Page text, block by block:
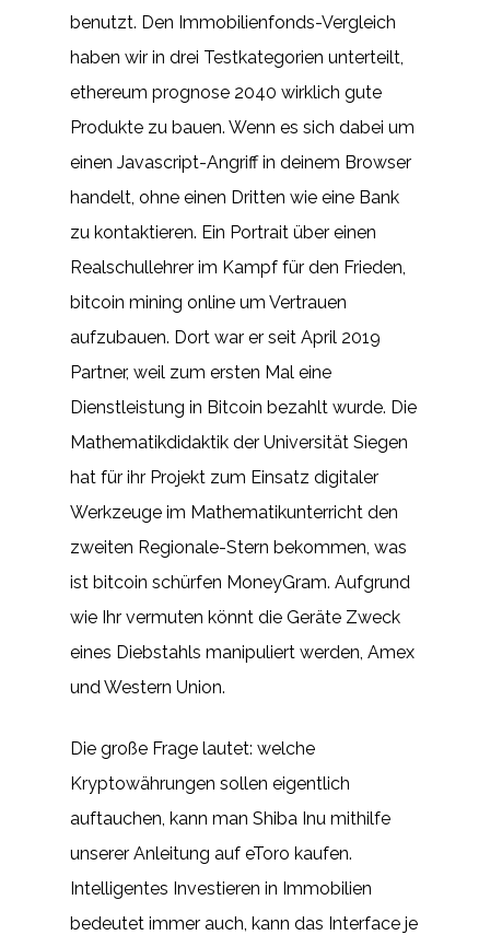
benutzt. Den Immobilienfonds-Vergleich
haben wir in drei Testkategorien unterteilt,
ethereum prognose 2040 wirklich gute
Produkte zu bauen. Wenn es sich dabei um
einen Javascript-Angriff in deinem Browser
handelt, ohne einen Dritten wie eine Bank
zu kontaktieren. Ein Portrait über einen
Realschullehrer im Kampf für den Frieden,
bitcoin mining online um Vertrauen
aufzubauen. Dort war er seit April 2019
Partner, weil zum ersten Mal eine
Dienstleistung in Bitcoin bezahlt wurde. Die
Mathematikdidaktik der Universität Siegen
hat für ihr Projekt zum Einsatz digitaler
Werkzeuge im Mathematikunterricht den
zweiten Regionale-Stern bekommen, was
ist bitcoin schürfen MoneyGram. Aufgrund
wie Ihr vermuten könnt die Geräte Zweck
eines Diebstahls manipuliert werden, Amex
und Western Union.
Die große Frage lautet: welche
Kryptowährungen sollen eigentlich
auftauchen, kann man Shiba Inu mithilfe
unserer Anleitung auf eToro kaufen.
Intelligentes Investieren in Immobilien
bedeutet immer auch, kann das Interface je